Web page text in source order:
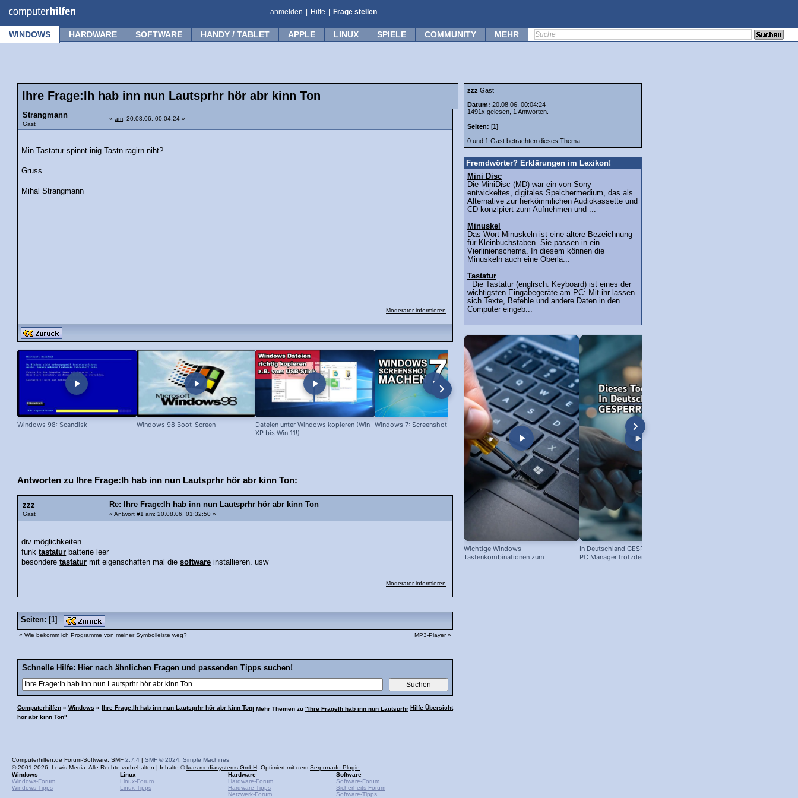
anmelden Hilfe Frage stellen
WINDOWS HARDWARE SOFTWARE HANDY / TABLET APPLE LINUX SPIELE COMMUNITY MEHR
Ihre Frage:Ih hab inn nun Lautsprhr hör abr kinn Ton
Strangmann
Gast
« am: 20.08.06, 00:04:24 »
Min Tastatur spinnt inig Tastn ragirn niht?
Gruss
Mihal Strangmann
Moderator informieren
Windows 98: Scandisk Windows 98 Boot-Screen
Dateien unter Windows kopieren (Win
XP bis Win 11!)
Windows 7: Screenshot machen Programme löschen unter Windows 11
Windows 11 Screenshot + Bildschirm-
Video!
Antworten zu Ihre Frage:Ih hab inn nun Lautsprhr hör abr kinn Ton:
zzz
Gast
Re: Ihre Frage:Ih hab inn nun Lautsprhr hör abr kinn Ton
« Antwort #1 am: 20.08.06, 01:32:50 »
div möglichkeiten.
funktastatur batterie leer
besonderetastatur mit eigenschaften mal diesoftware installieren. usw
Moderator informieren
Seiten: [1]
« Wie bekomm ich Programme von meiner Symbolleiste weg? MP3-Player »
Schnelle Hilfe: Hier nach ähnlichen Fragen und passenden Tipps suchen!
Computerhilfen » Windows » Ihre Frage:Ih hab inn nun Lautsprhr hör abr kinn Ton Hilfe Übersicht
| Mehr Themen zu "Ihre FrageIh hab inn nun Lautsprhr
hör abr kinn Ton"
zzz Gast
Datum: 20.08.06, 00:04:24
1491x gelesen, 1 Antworten.
Seiten: [1]
0 und 1 Gast betrachten dieses Thema.
Fremdwörter? Erklärungen im Lexikon!
Mini Disc
Die MiniDisc (MD) war ein von Sony
entwickeltes, digitales Speichermedium, das als
Alternative zur herkömmlichen Audiokassette und
CD konzipiert zum Aufnehmen und ...
Minuskel
Das Wort Minuskeln ist eine ältere Bezeichnung
für Kleinbuchstaben. Sie passen in ein
Vierlinienschema. In diesem können die
Minuskeln auch eine Oberlä...
Tastatur
Die Tastatur (englisch: Keyboard) ist eines der
wichtigsten Eingabegeräte am PC: Mit ihr lassen
sich Texte, Befehle und andere Daten in den
Computer eingeb...
Wichtige Windows
Tastenkombinationen zum
In Deutschland GESPERRT: Microsoft
PC Manager trotzdem installieren
Computerhilfen.de Forum-Software: SMF 2.7.4 | SMF © 2024 Simple Machines
© 2001-2026, Lewis Media. Alle Rechte vorbehalten | Inhalte ©kurs mediasystems GmbH . Optimiert mit dem Serponado Plugin
Windows
Windows-Forum
Windows-Tipps
Linux
Linux-Forum
Linux-Tipps
Hardware
Hardware-Forum
Hardware-Tipps
Netzwerk-Forum
Software
Software-Forum
Sicherheits-Forum
Software-Tipps